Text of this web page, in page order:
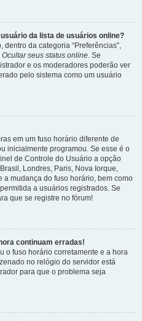
da lista de usuários online?
da categoria “Preferências”,
Ocultar seus status online. Se
e os moderadores poderão ver
pelo sistema como um usuário
em um fuso horário diferente de
inicialmente programou. Se esse é o
de Controle do Usuário a opção
Londres, Paris, Nova Iorque,
a mudança do fuso horário, bem como
a usuários registrados. Se
que se registre no fórum!
continuam erradas!
o fuso horário corretamente e a hora
no relógio do servidor está
para que o problema seja